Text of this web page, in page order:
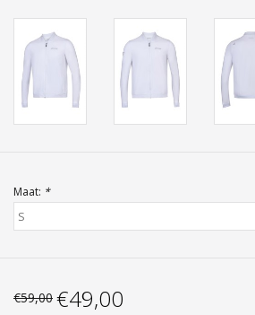
Maat: *
€59,00 €49,00